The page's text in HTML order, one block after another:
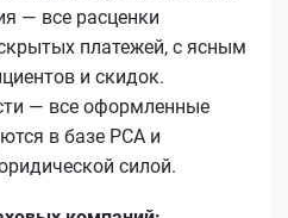
— все расценки
платежей, с ясным
и скидок.
— все оформленные
в базе РСА и
силой.